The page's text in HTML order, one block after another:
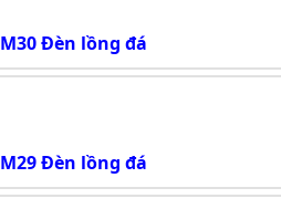
M30 Đèn lồng đá
M29 Đèn lồng đá